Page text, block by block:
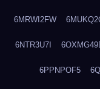
6MRWI2FW
6NTR3U7I
6PPNPOF5